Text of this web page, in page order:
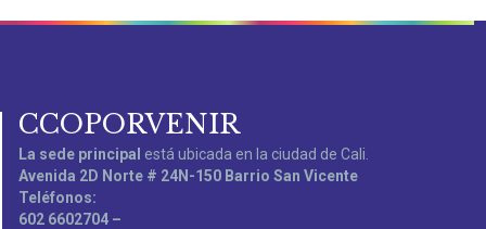
CCOPORVENIR
La sede principal está ubicada en la ciudad de Cali.
Avenida 2D Norte # 24N-150 Barrio San Vicente
Teléfonos:
602 6602704 –